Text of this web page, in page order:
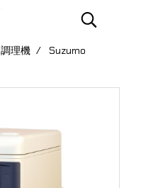
調理機
Suzumo